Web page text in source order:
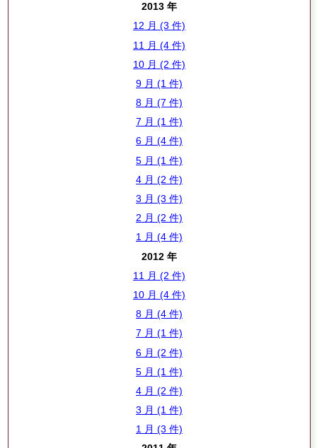
2013 年
12 月 (3 件)
11 月 (4 件)
10 月 (2 件)
9 月 (1 件)
8 月 (7 件)
7 月 (1 件)
6 月 (4 件)
5 月 (1 件)
4 月 (2 件)
3 月 (3 件)
2 月 (2 件)
1 月 (4 件)
2012 年
11 月 (2 件)
10 月 (4 件)
8 月 (4 件)
7 月 (1 件)
6 月 (2 件)
5 月 (1 件)
4 月 (2 件)
3 月 (1 件)
1 月 (3 件)